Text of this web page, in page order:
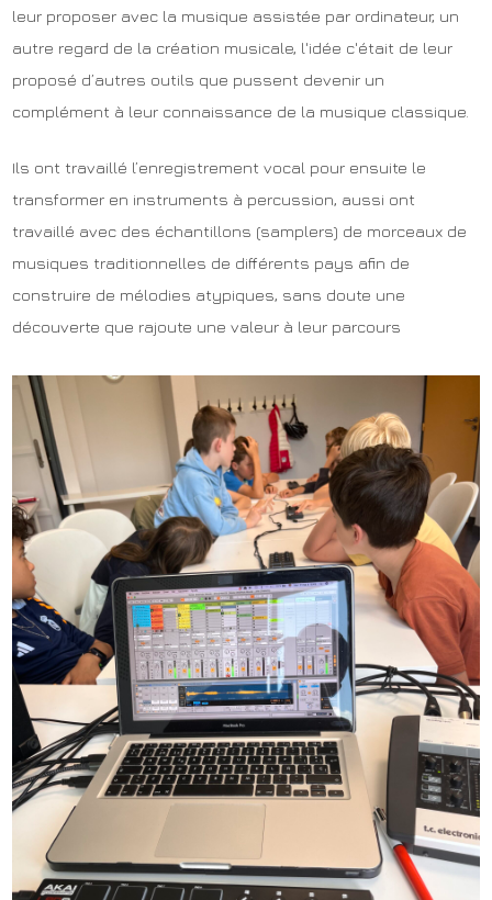
leur proposer avec la musique assistée par ordinateur, un
autre regard de la création musicale, l'idée c'était de leur
proposé d’autres outils que pussent devenir un
complément à leur connaissance de la musique classique.
Ils ont travaillé l’enregistrement vocal pour ensuite le
transformer en instruments à percussion, aussi ont
travaillé avec des échantillons (samplers) de morceaux de
musiques traditionnelles de différents pays afin de
construire de mélodies atypiques, sans doute une
découverte que rajoute une valeur à leur parcours